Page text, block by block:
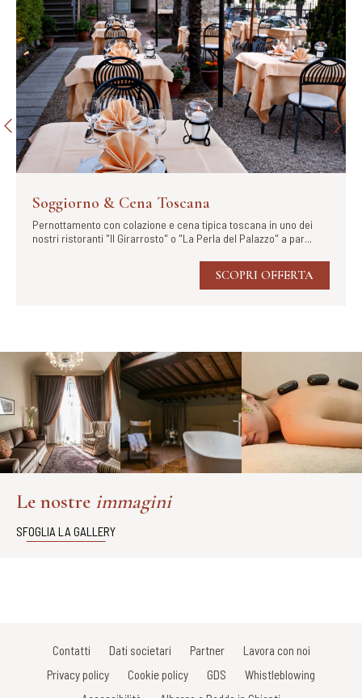
Soggiorno & Cena Toscana
Pernottamento con colazione e cena tipica toscana in uno dei
nostri ristoranti "Il Girarrosto" o "La Perla del Palazzo" a par...
SCOPRI OFFERTA
Le nostre immagini
SFOGLIA LA GALLERY
Contatti Dati societari Partner
Lavora con noi
Privacy policy
Cookie policy GDS
Whistleblowing